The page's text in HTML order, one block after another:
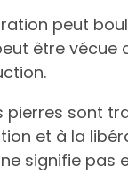
peut
être vécue
pierres sont
et à la
signifie pas